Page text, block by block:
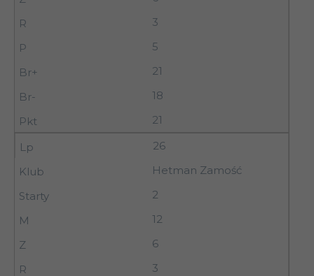
3
5
21
18
21
26
Hetman Zamość
2
12
6
3